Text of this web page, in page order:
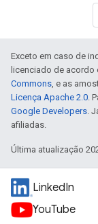
Exceto em caso de
licenciado de acordo
Commons, e as
Licença Apache 2.0.
Google Developers.
afiliadas.
Última atualização
LinkedIn
YouTube